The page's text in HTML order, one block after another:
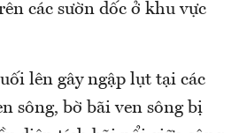
các sườn dốc ở khu vực
lên gây ngập lụt tại các
sông, bờ bãi ven sông bị